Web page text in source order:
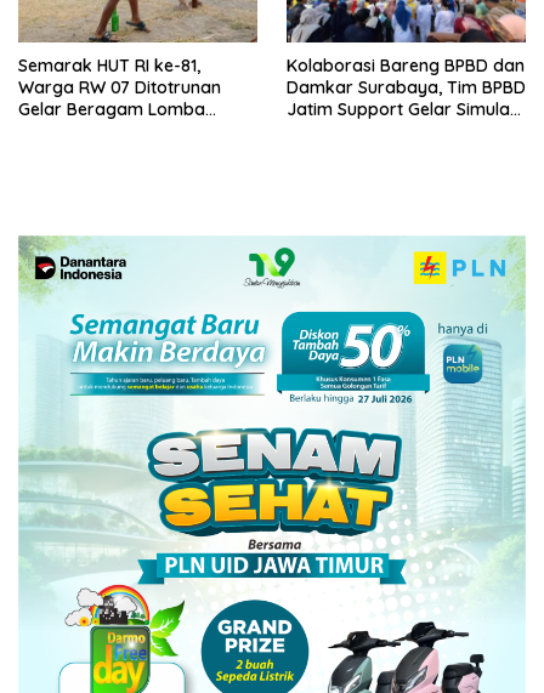
Semarak HUT RI ke-81,
Warga RW 07 Ditotrunan
Gelar Beragam Lomba
Kolaborasi Bareng BPBD dan
Damkar Surabaya, Tim BPBD
Jatim Support Gelar Simulasi